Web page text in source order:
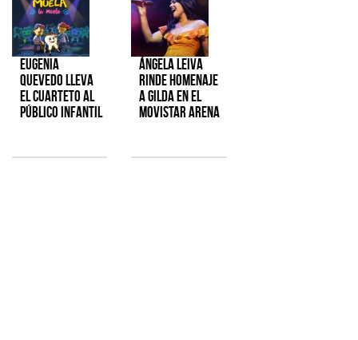
Eugenia
Quevedo lleva
el cuarteto al
público infantil
Ángela Leiva
rinde homenaje
a Gilda en el
Movistar Arena